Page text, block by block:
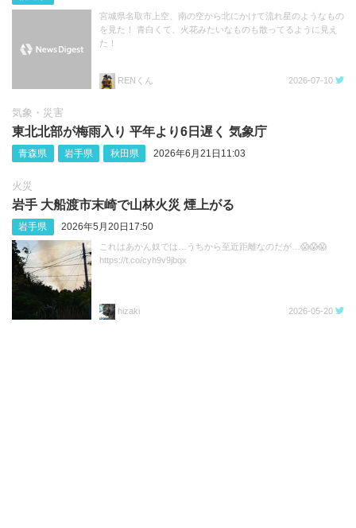
宮城県名取市上空、南の空から北にかけて流れ星のようなもの
を見た！ 青白くて、火花みたいなものも散ってるように見え
た！
RENくん 2026-07-10
気象・災害
東北北部が梅雨入り 平年より6日遅く 気象庁
青森県 岩手県 秋田県 2026年6月21日11:03
火災
岩手 大船渡市末崎で山林火災 煙上がる
岩手県 2026年5月20日17:50
これはあかん奴では…うちから至近距離なのだが…😱😱😱
https://t.co/cyh9v9jbqx
hizaki 2026-05-20